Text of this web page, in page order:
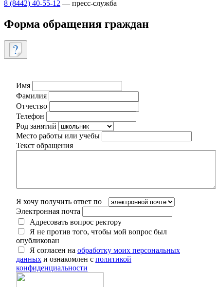
8 (8442) 40-55-12 — пресс-служба
Форма обращения граждан
Имя
Фамилия
Отчество
Телефон
Род занятий
Место работы или учебы
Текст обращения
Я хочу получить ответ по
Электронная почта
Адресовать вопрос ректору
Я не против того, чтобы мой вопрос был
опубликован
Я согласен на обработку моих персональных
данных и ознакомлен с политикой
конфиденциальности